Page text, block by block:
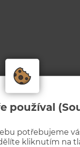
používal
potřebujeme
kliknutím na